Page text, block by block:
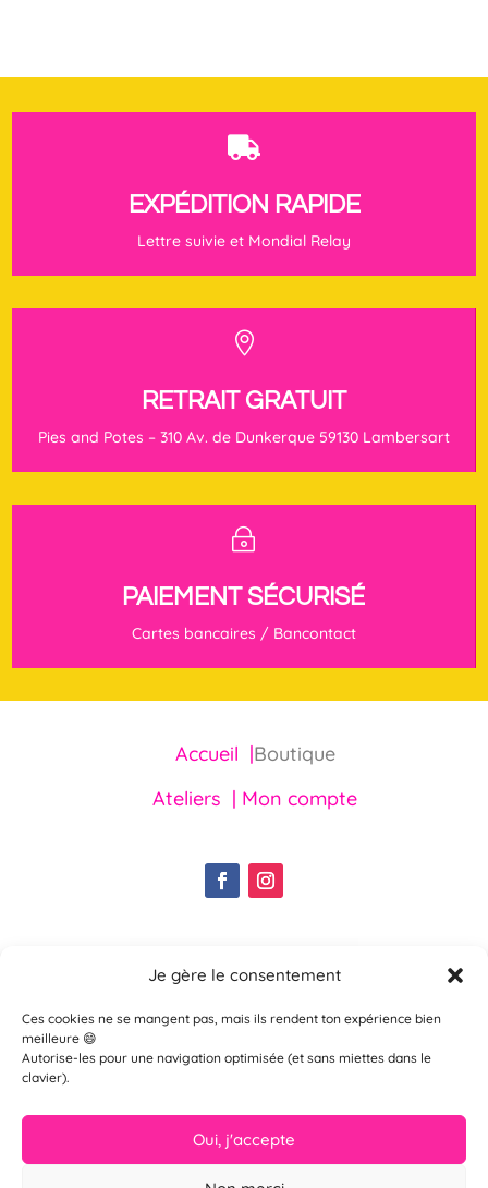
Je gère le consentement
Ces cookies ne se mangent pas, mais ils rendent ton expérience bien
meilleure 😄
Autorise-les pour une navigation optimisée (et sans miettes dans le
clavier).
Oui, j'accepte

EXPÉDITION RAPIDE
Lettre suivie et Mondial Relay

RETRAIT GRATUIT
Pies and Potes – 310 Av. de Dunkerque 59130 Lambersart
~
PAIEMENT SÉCURISÉ
Cartes bancaires / Bancontact
Accueil |Boutique
Ateliers | Mon compte